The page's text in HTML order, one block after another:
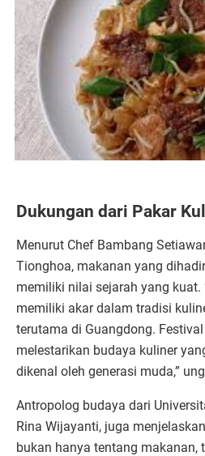
Dukungan dari Pakar
Menurut Chef Bambang
Tionghoa, makanan yang
memiliki nilai sejarah yang kuat.
memiliki akar dalam tradisi
terutama di Guangdong.
melestarikan budaya kuliner
dikenal oleh generasi muda,”
Antropolog budaya dari
Rina Wijayanti, juga
bukan hanya tentang makanan,